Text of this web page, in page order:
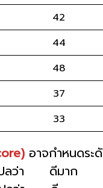
42
44
48
37
33
อาจกำหนดร
ลว่า ดีมาก